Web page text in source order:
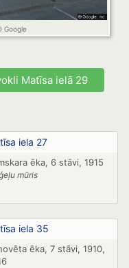
Google
Matīsa ielā 29
iela 27
ēka, 6 stāvi, 1915
mūris
iela 35
ēka, 7 stāvi, 1910,